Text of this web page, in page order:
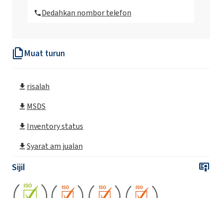
Muat turun
risalah
MSDS
Inventory status
Syarat am jualan
Sijil
Roflam F6
Roflam P LO
Dedahkan nombor telefon